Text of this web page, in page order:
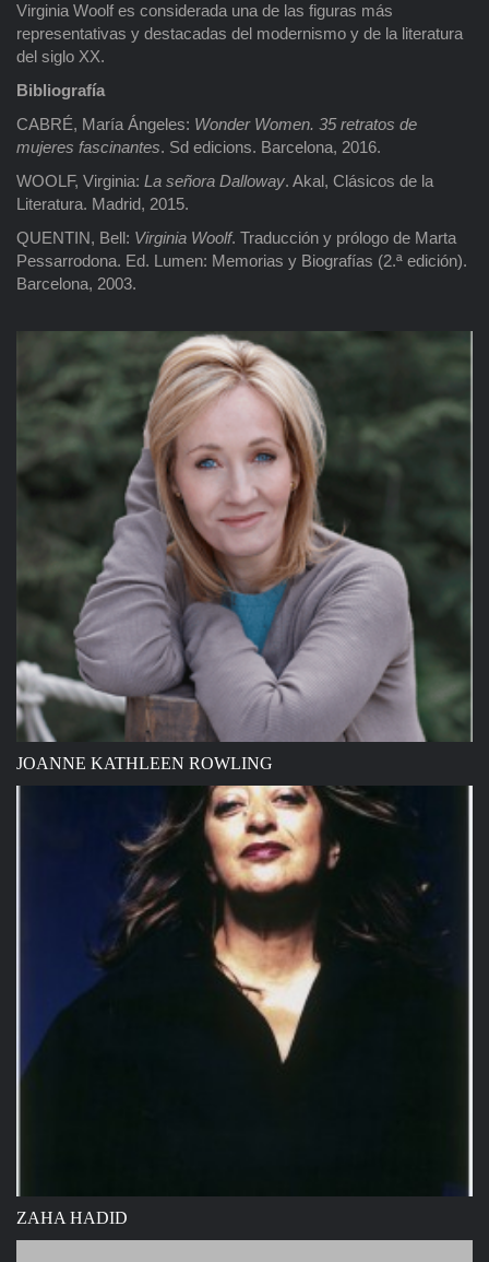
Virginia Woolf es considerada una de las figuras más
representativas y destacadas del modernismo y de la literatura
del siglo XX.
Bibliografía
CABRÉ, María Ángeles: Wonder Women. 35 retratos de
mujeres fascinantes. Sd edicions. Barcelona, 2016.
WOOLF, Virginia: La señora Dalloway. Akal, Clásicos de la
Literatura. Madrid, 2015.
QUENTIN, Bell: Virginia Woolf. Traducción y prólogo de Marta
Pessarrodona. Ed. Lumen: Memorias y Biografías (2.ª edición).
Barcelona, 2003.
JOANNE KATHLEEN ROWLING
ZAHA HADID